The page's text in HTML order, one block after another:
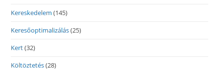
Kereskedelem (145)
Keresőoptimalizálás(25)
Kert(32)
Költöztetés(28)